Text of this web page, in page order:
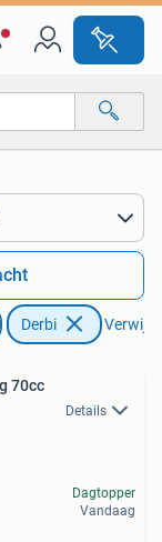
Derbi
70cc
Details
Dagtopper
Vandaag